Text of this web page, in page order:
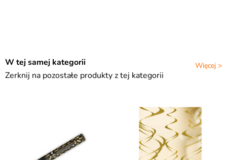
Więcej >
W tej samej kategorii
Zerknij na pozostałe produkty z tej kategorii